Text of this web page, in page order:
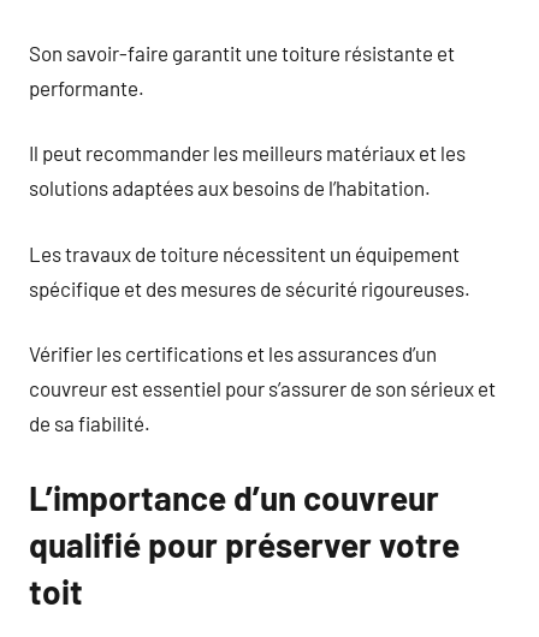
Son savoir-faire garantit une toiture résistante et
performante.
Il peut recommander les meilleurs matériaux et les
solutions adaptées aux besoins de l’habitation.
Les travaux de toiture nécessitent un équipement
spécifique et des mesures de sécurité rigoureuses.
Vérifier les certifications et les assurances d’un
couvreur est essentiel pour s’assurer de son sérieux et
de sa fiabilité.
L’importance d’un couvreur
qualifié pour préserver votre
toit